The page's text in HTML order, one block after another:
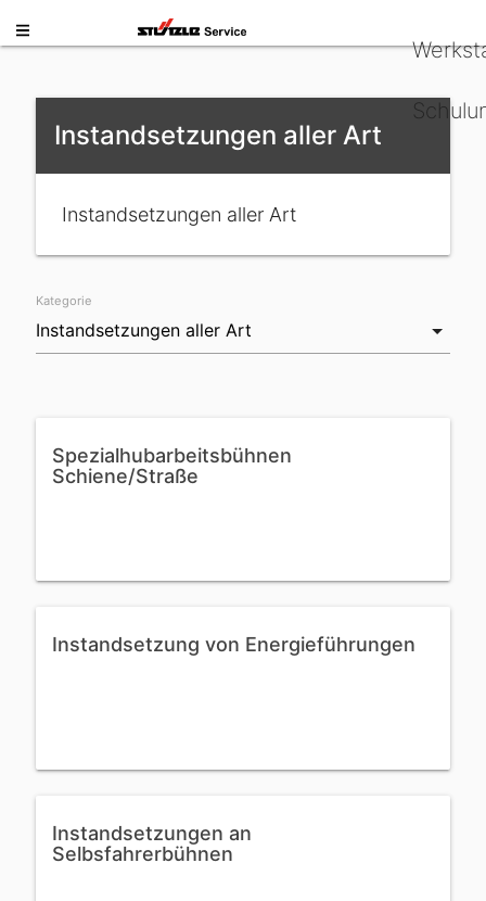
Instandsetzungen aller Art
Instandsetzungen aller Art
Kategorie
Spezialhubarbeitsbühnen
Schiene/Straße
Instandsetzung von Energieführungen
Instandsetzungen an
Selbsfahrerbühnen